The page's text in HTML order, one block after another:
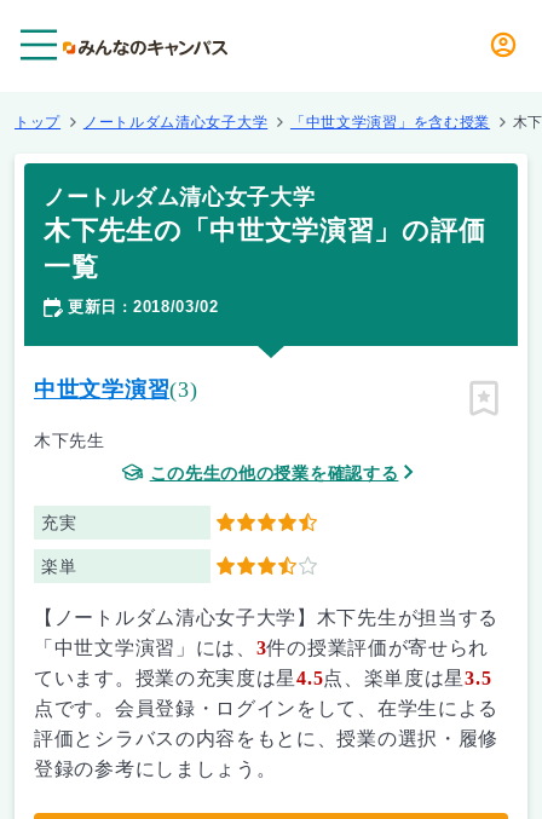
トップ ノートルダム清心女子大学 「中世文学演習」を含む授業 木
ノートルダム清心女子大学
木下先生の「中世文学演習」の評価
一覧
更新日 ： 2018/03/02
中世文学演習(3)
木下先生
この先生の他の授業を確認する
充実 4.5
楽単 3.5
ピン留
【ノートルダム清心女子大学】木下先生が担当する
「中世文学演習」には、 3件の授業評価が寄せられ
ています。授業の充実度は星4.5点、楽単度は星3.5
点です。会員登録・ログインをして、在学生による
評価とシラバスの内容をもとに、授業の選択・履修
登録の参考にしましょう。